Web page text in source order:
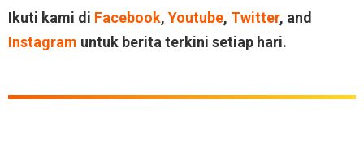
Ikuti kami di Facebook, Youtube, Twitter, and
Instagram untuk berita terkini setiap hari.